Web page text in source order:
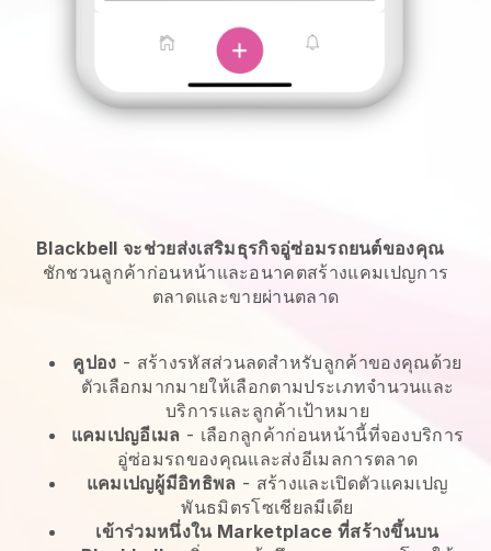
Blackbell จะช่วยส่งเสริมธุรกิจอู่ซ่อมรถยนต์ของคุณ
ชักชวนลูกค้าก่อนหน้าและอนาคตสร้างแคมเปญการ
ตลาดและขายผ่านตลาด
คูปอง - สร้างรหัสส่วนลดสำหรับลูกค้าของคุณด้วย
ตัวเลือกมากมายให้เลือกตามประเภทจำนวนและ
บริการและลูกค้าเป้าหมาย
แคมเปญอีเมล - เลือกลูกค้าก่อนหน้านี้ที่จองบริการ
อู่ซ่อมรถของคุณและส่งอีเมลการตลาด
แคมเปญผู้มีอิทธิพล - สร้างและเปิดตัวแคมเปญ
พันธมิตรโซเชียลมีเดีย
เข้าร่วมหนึ่งใน Marketplace ที่สร้างขึ้นบน